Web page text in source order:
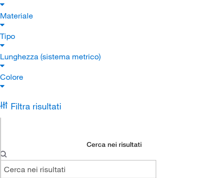
Materiale
Tipo
Lunghezza (sistema metrico)
Colore
Filtra risultati
Cerca nei risultati